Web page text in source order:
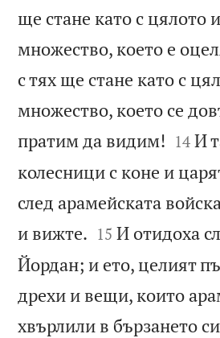
ще стане като с цялото
множество, което е
с тях ще стане като с
множество, което се
пратим да видим! 

14 И
колесници с коне и
след арамейската
и вижте. 

15 И отидоха
Йордан; и ето, целият
дрехи и вещи, които
хвърлили в бързането